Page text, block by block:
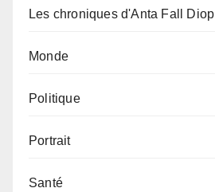
Les chroniques d'Anta Fall Diop
Monde
Politique
Portrait
Santé